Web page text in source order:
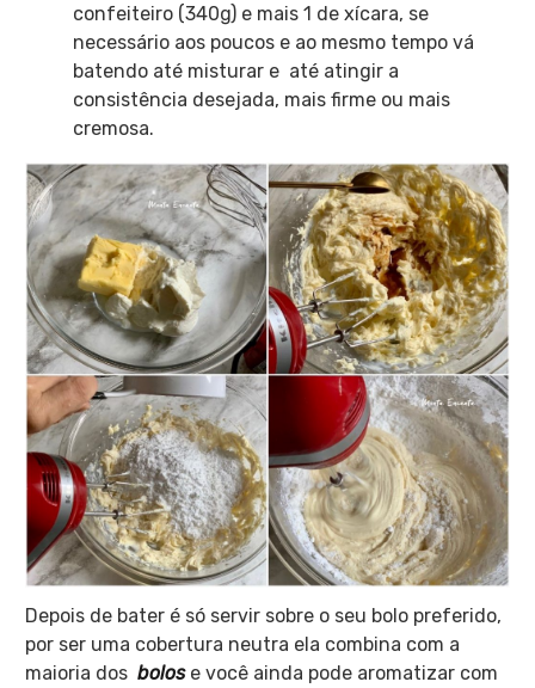
confeiteiro (340g) e mais 1 de xícara, se
necessário aos poucos e ao mesmo tempo vá
batendo até misturar e até atingir a
consistência desejada, mais firme ou mais
cremosa.
Depois de bater é só servir sobre o seu bolo preferido,
por ser uma cobertura neutra ela combina com a
maioria dos bolose você ainda pode aromatizar com